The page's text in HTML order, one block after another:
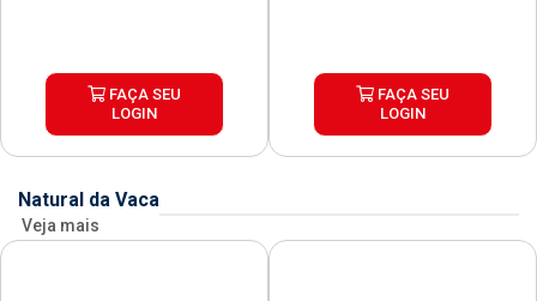
FAÇA SEU
LOGIN
FAÇA SEU
LOGIN
Natural da Vaca
Veja mais